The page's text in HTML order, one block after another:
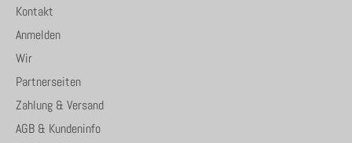
Kontakt
Anmelden
Wir
Partnerseiten
Zahlung & Versand
AGB & Kundeninfo